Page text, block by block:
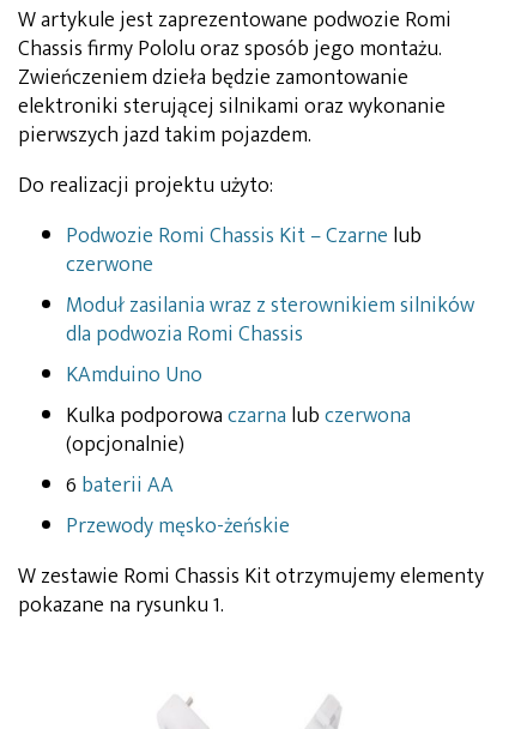
W artykule jest zaprezentowane podwozie Romi
Chassis firmy Pololu oraz sposób jego montażu.
Zwieńczeniem dzieła będzie zamontowanie
elektroniki sterującej silnikami oraz wykonanie
pierwszych jazd takim pojazdem.
Do realizacji projektu użyto:
Podwozie Romi Chassis Kit – Czarne lub
czerwone
Moduł zasilania wraz z sterownikiem silników
dla podwozia Romi Chassis
KAmduino Uno
Kulka podporowaczarna lubczerwona
(opcjonalnie)
6 baterii AA
Przewody męsko-żeńskie
W zestawie Romi Chassis Kit otrzymujemy elementy
pokazane na rysunku 1.